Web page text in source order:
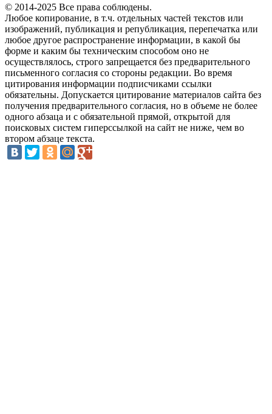
© 2014-2025 Все права соблюдены.
Любое копирование, в т.ч. отдельных частей текстов или
изображений, публикация и републикация, перепечатка или
любое другое распространение информации, в какой бы
форме и каким бы техническим способом оно не
осуществлялось, строго запрещается без предварительного
письменного согласия со стороны редакции. Во время
цитирования информации подписчиками ссылки
обязательны. Допускается цитирование материалов сайта без
получения предварительного согласия, но в объеме не более
одного абзаца и с обязательной прямой, открытой для
поисковых систем гиперссылкой на сайт не ниже, чем во
втором абзаце текста.